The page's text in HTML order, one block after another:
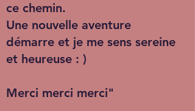
ce chemin.
Une nouvelle aventure
démarre et je me sens sereine
et heureuse : )
Merci merci merci"